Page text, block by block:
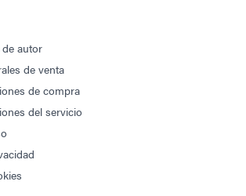
autor
de venta
de compra
del servicio